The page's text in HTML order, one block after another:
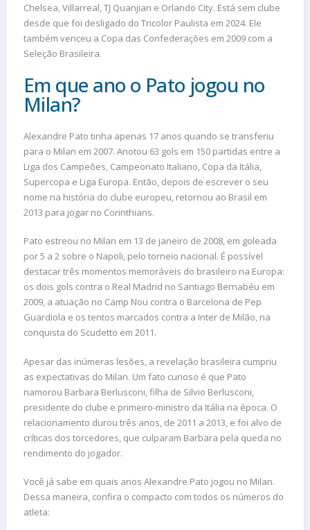
Chelsea, Villarreal, TJ Quanjian e Orlando City. Está sem clube
desde que foi desligado do Tricolor Paulista em 2024. Ele
também venceu a Copa das Confederações em 2009 com a
Seleção Brasileira.
Em que ano o Pato jogou no
Milan?
Alexandre Pato tinha apenas 17 anos quando se transferiu
para o Milan em 2007. Anotou 63 gols em 150 partidas entre a
Liga dos Campeões, Campeonato Italiano, Copa da Itália,
Supercopa e Liga Europa. Então, depois de escrever o seu
nome na história do clube europeu, retornou ao Brasil em
2013 para jogar no Corinthians.
Pato estreou no Milan em 13 de janeiro de 2008, em goleada
por 5 a 2 sobre o Napoli, pelo torneio nacional. É possível
destacar três momentos memoráveis do brasileiro na Europa:
os dois gols contra o Real Madrid no Santiago Bernabéu em
2009, a atuação no Camp Nou contra o Barcelona de Pep
Guardiola e os tentos marcados contra a Inter de Milão, na
conquista do Scudetto em 2011.
Apesar das inúmeras lesões, a revelação brasileira cumpriu
as expectativas do Milan. Um fato curioso é que Pato
namorou Barbara Berlusconi, filha de Silvio Berlusconi,
presidente do clube e primeiro-ministro da Itália na época. O
relacionamento durou três anos, de 2011 a 2013, e foi alvo de
críticas dos torcedores, que culparam Barbara pela queda no
rendimento do jogador.
Você já sabe em quais anos Alexandre Pato jogou no Milan.
Dessa maneira, confira o compacto com todos os números do
atleta: